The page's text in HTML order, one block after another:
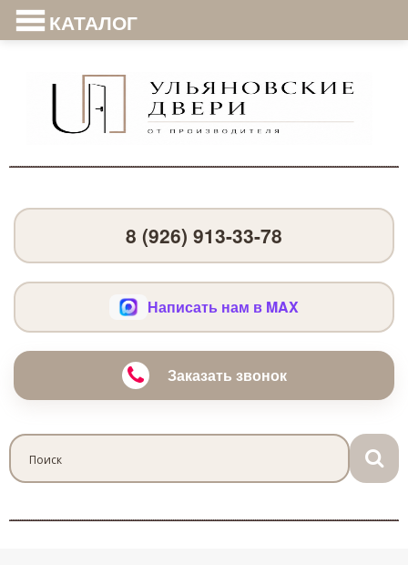
КАТАЛОГ
8 (926) 913-33-78
Написать нам в MAX
Заказать звонок